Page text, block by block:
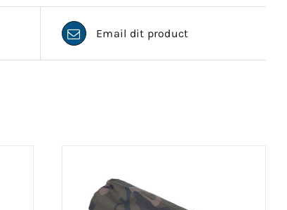
Email dit product